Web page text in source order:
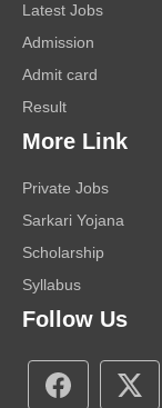
Latest Jobs
Admission
Admit card
Result
More Link
Private Jobs
Sarkari Yojana
Scholarship
Syllabus
Follow Us